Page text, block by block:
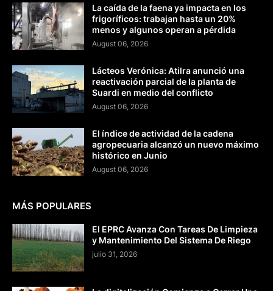
La caída de la faena ya impacta en los
frigoríficos: trabajan hasta un 20%
menos y algunos operan a pérdida
August 06, 2026
Lácteos Verónica: Atilra anunció una
reactivación parcial de la planta de
Suardi en medio del conflicto
August 06, 2026
El índice de actividad de la cadena
agropecuaria alcanzó un nuevo máximo
histórico en Junio
August 06, 2026
MÁS POPULARES
El EPRC Avanza Con Tareas De Limpieza
y Mantenimiento Del Sistema De Riego
julio 31, 2026